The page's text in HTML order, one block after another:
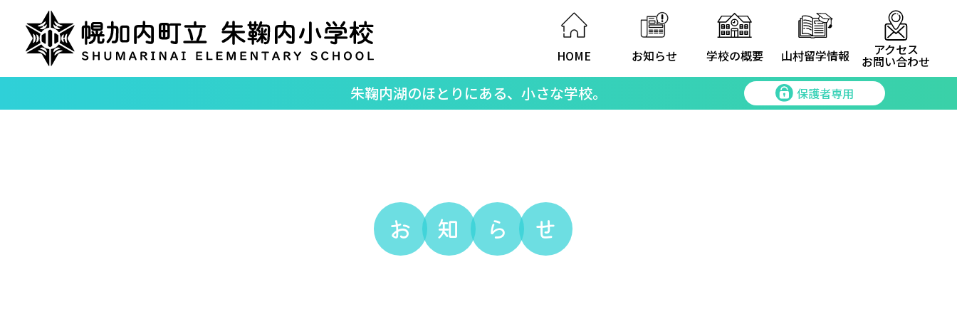
HOME お知らせ 学校の概要 山村留学情報 アクセス
お問い合わせ
朱鞠内湖のほとりにある、小さな学校。 保護者専用
お 知 ら せ